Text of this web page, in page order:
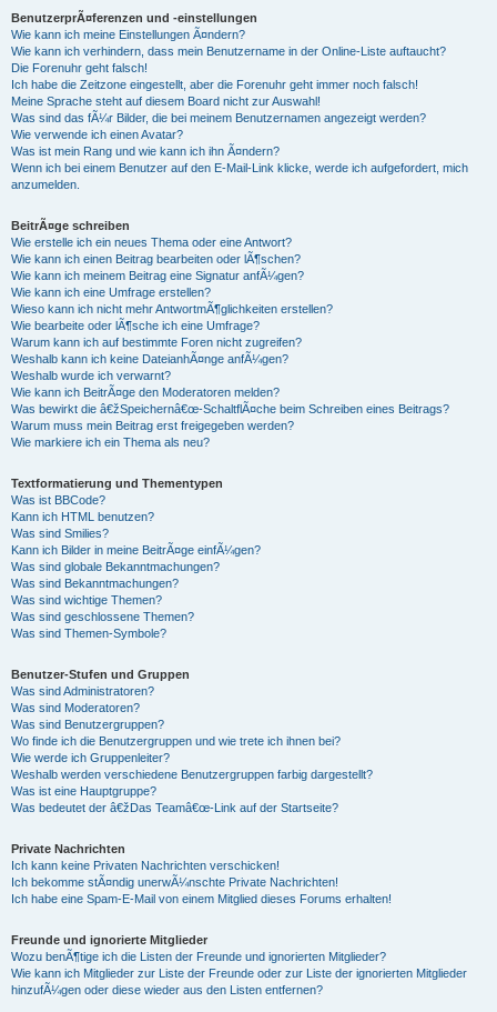
BenutzerprÃ¤ferenzen und -einstellungen
Wie kann ich meine Einstellungen Ã¤ndern?
Wie kann ich verhindern, dass mein Benutzername in der Online-Liste auftaucht?
Die Forenuhr geht falsch!
Ich habe die Zeitzone eingestellt, aber die Forenuhr geht immer noch falsch!
Meine Sprache steht auf diesem Board nicht zur Auswahl!
Was sind das fÃ¼r Bilder, die bei meinem Benutzernamen angezeigt werden?
Wie verwende ich einen Avatar?
Was ist mein Rang und wie kann ich ihn Ã¤ndern?
Wenn ich bei einem Benutzer auf den E-Mail-Link klicke, werde ich aufgefordert, mich
anzumelden.
BeitrÃ¤ge schreiben
Wie erstelle ich ein neues Thema oder eine Antwort?
Wie kann ich einen Beitrag bearbeiten oder lÃ¶schen?
Wie kann ich meinem Beitrag eine Signatur anfÃ¼gen?
Wie kann ich eine Umfrage erstellen?
Wieso kann ich nicht mehr AntwortmÃ¶glichkeiten erstellen?
Wie bearbeite oder lÃ¶sche ich eine Umfrage?
Warum kann ich auf bestimmte Foren nicht zugreifen?
Weshalb kann ich keine DateianhÃ¤nge anfÃ¼gen?
Weshalb wurde ich verwarnt?
Wie kann ich BeitrÃ¤ge den Moderatoren melden?
Was bewirkt die â€žSpeichernâ€œ-SchaltflÃ¤che beim Schreiben eines Beitrags?
Warum muss mein Beitrag erst freigegeben werden?
Wie markiere ich ein Thema als neu?
Textformatierung und Thementypen
Was ist BBCode?
Kann ich HTML benutzen?
Was sind Smilies?
Kann ich Bilder in meine BeitrÃ¤ge einfÃ¼gen?
Was sind globale Bekanntmachungen?
Was sind Bekanntmachungen?
Was sind wichtige Themen?
Was sind geschlossene Themen?
Was sind Themen-Symbole?
Benutzer-Stufen und Gruppen
Was sind Administratoren?
Was sind Moderatoren?
Was sind Benutzergruppen?
Wo finde ich die Benutzergruppen und wie trete ich ihnen bei?
Wie werde ich Gruppenleiter?
Weshalb werden verschiedene Benutzergruppen farbig dargestellt?
Was ist eine Hauptgruppe?
Was bedeutet der â€žDas Teamâ€œ-Link auf der Startseite?
Private Nachrichten
Ich kann keine Privaten Nachrichten verschicken!
Ich bekomme stÃ¤ndig unerwÃ¼nschte Private Nachrichten!
Ich habe eine Spam-E-Mail von einem Mitglied dieses Forums erhalten!
Freunde und ignorierte Mitglieder
Wozu benÃ¶tige ich die Listen der Freunde und ignorierten Mitglieder?
Wie kann ich Mitglieder zur Liste der Freunde oder zur Liste der ignorierten Mitglieder
hinzufÃ¼gen oder diese wieder aus den Listen entfernen?